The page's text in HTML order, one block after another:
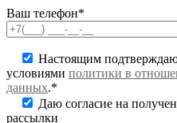
Ваш телефон*
Настоящим
условиями политики в
данных.*
Даю согласие на
рассылки